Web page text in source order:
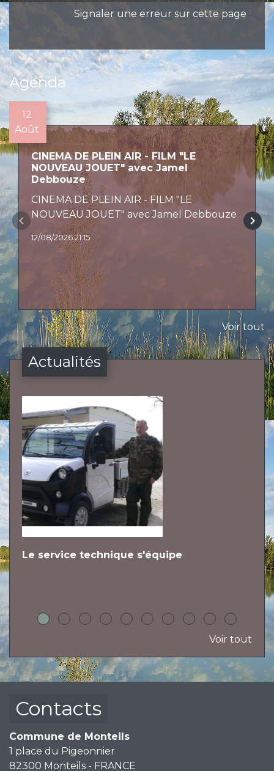
Signaler une erreur sur cette page
Agenda
12
Août
CINEMA DE PLEIN AIR - FILM "LE
NOUVEAU JOUET" avec Jamel
Debbouze
CINEMA DE PLEIN AIR - FILM "LE
NOUVEAU JOUET" avec Jamel Debbouze
12/08/2026 21:15
keyboard_arrow_left keyboard_arrow_right
Voir tout
Actualités
Le service technique s'équipe
Voir tout
Contacts
Commune de Monteils
1 place du Pigeonnier
82300 Monteils - FRANCE